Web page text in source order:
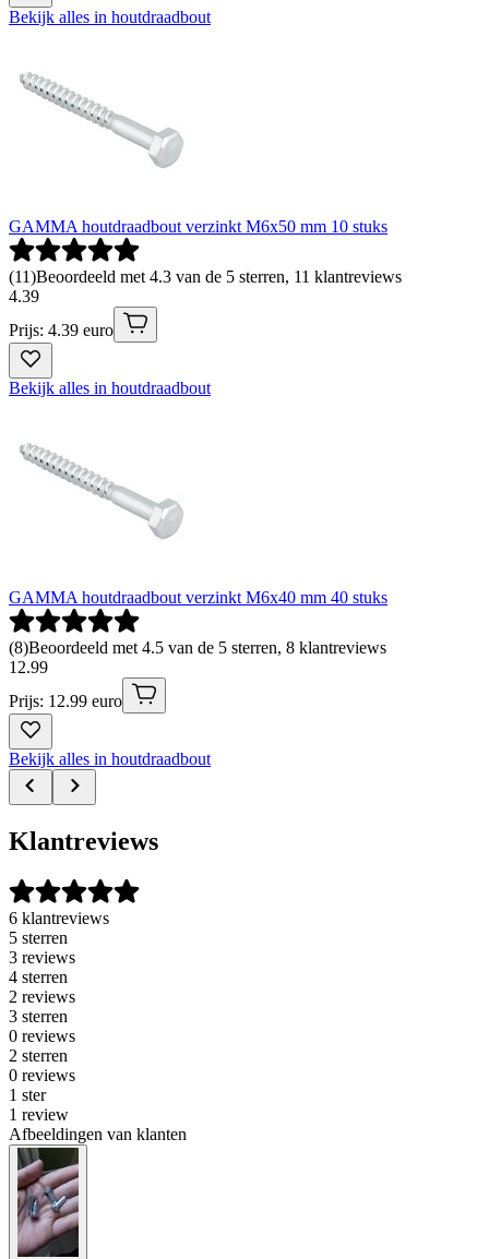
Bekijk alles in houtdraadbout
GAMMA houtdraadbout verzinkt M6x50 mm 10 stuks
(11)Beoordeeld met 4.3 van de 5 sterren, 11 klantreviews
4.39
Prijs: 4.39 euro
Bekijk alles in houtdraadbout
GAMMA houtdraadbout verzinkt M6x40 mm 40 stuks
(8)Beoordeeld met 4.5 van de 5 sterren, 8 klantreviews
12.99
Prijs: 12.99 euro
Bekijk alles in houtdraadbout
Klantreviews
6 klantreviews
5 sterren
3 reviews
4 sterren
2 reviews
3 sterren
0 reviews
2 sterren
0 reviews
1 ster
1 review
Afbeeldingen van klanten